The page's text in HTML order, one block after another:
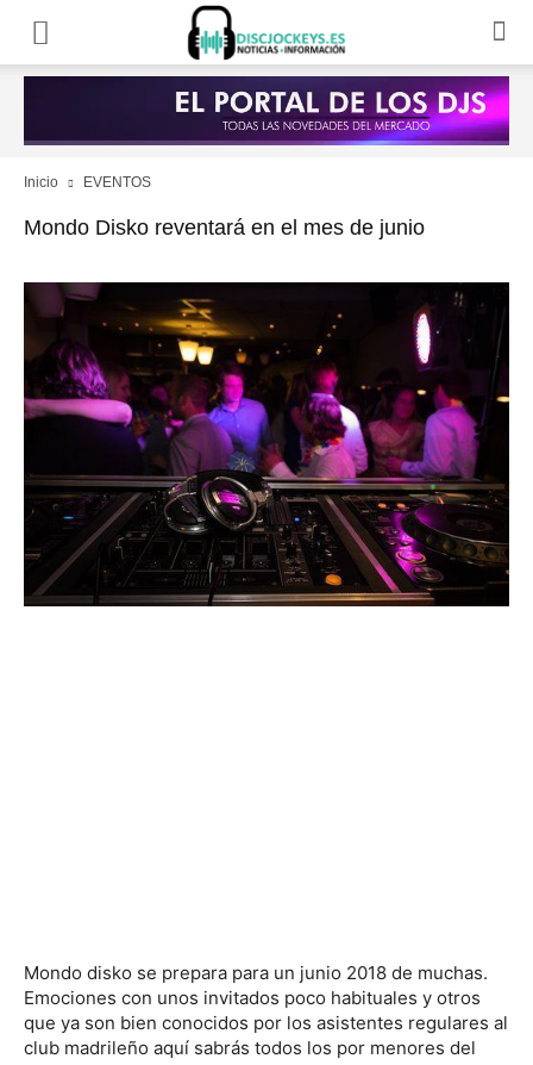
Inicio EVENTOS
Mondo Disko reventará en el mes de junio
Mondo disko se prepara para un junio 2018 de muchas.
Emociones con unos invitados poco habituales y otros
que ya son bien conocidos por los asistentes regulares al
club madrileño aquí sabrás todos los por menores del